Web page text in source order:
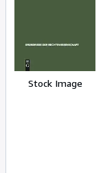
Stock Image